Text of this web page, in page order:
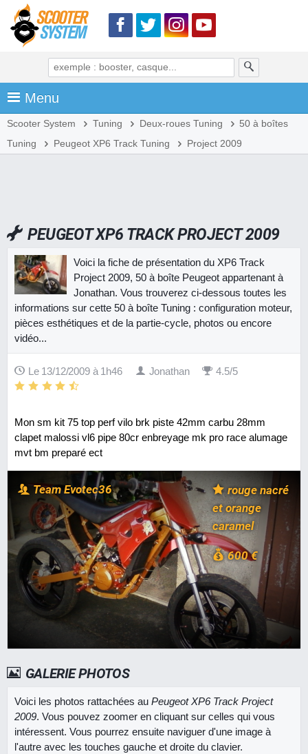
Menu
Scooter System Tuning Deux-roues Tuning
50 à boîtes
Tuning
Peugeot XP6 Track Tuning Project 2009
PEUGEOT XP6 TRACK PROJECT 2009
Voici la fiche de présentation du XP6 Track
Project 2009, 50 à boîte Peugeot appartenant à
Jonathan. Vous trouverez ci-dessous toutes les
informations sur cette 50 à boîte Tuning : configuration moteur,
pièces esthétiques et de la partie-cycle, photos ou encore
vidéo...
Le 13/12/2009 à 1h46 Jonathan 4.5/5
Mon sm kit 75 top perf vilo brk piste 42mm carbu 28mm
clapet malossi vl6 pipe 80cr enbreyage mk pro race alumage
mvt bm preparé ect
Team Evotec36
rouge nacré
et orange
caramel
600 €
GALERIE PHOTOS
Voici les photos rattachées au Peugeot XP6 Track Project
2009. Vous pouvez zoomer en cliquant sur celles qui vous
intéressent. Vous pourrez ensuite naviguer d'une image à
l'autre avec les touches gauche et droite du clavier.